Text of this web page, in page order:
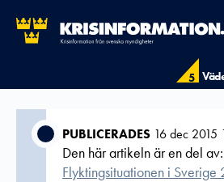
5
PUBLICERADES 16 dec 2015
Den här artikeln är en del av:
Flyktingsituationen i Sverige